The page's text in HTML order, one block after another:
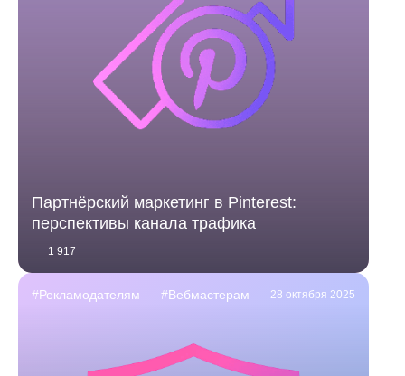
Партнёрский маркетинг в Pinterest:
перспективы канала трафика
1 917
#Рекламодателям #Вебмастерам 28 октября 2025